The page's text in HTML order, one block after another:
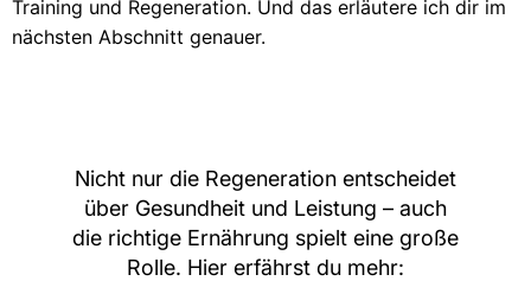
Training und Regeneration. Und das erläutere ich dir im
nächsten Abschnitt genauer.
Nicht nur die Regeneration entscheidet
über Gesundheit und Leistung – auch
die richtige Ernährung spielt eine große
Rolle. Hier erfährst du mehr: